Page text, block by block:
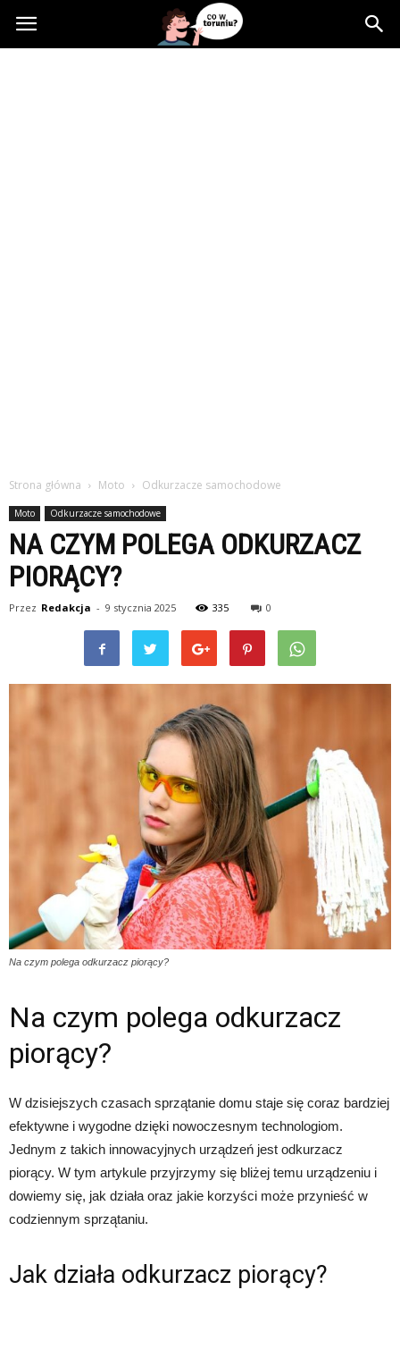
Cowtoruniu.pl
Strona główna Moto Odkurzacze samochodowe
Moto Odkurzacze samochodowe
NA CZYM POLEGA ODKURZACZ
PIORĄCY?
Przez Redakcja - 9 stycznia 2025 335 0
Na czym polega odkurzacz piorący?
Na czym polega odkurzacz
piorący?
W dzisiejszych czasach sprzątanie domu staje się coraz bardziej
efektywne i wygodne dzięki nowoczesnym technologiom.
Jednym z takich innowacyjnych urządzeń jest odkurzacz
piorący. W tym artykule przyjrzymy się bliżej temu urządzeniu i
dowiemy się, jak działa oraz jakie korzyści może przynieść w
codziennym sprzątaniu.
Jak działa odkurzacz piorący?